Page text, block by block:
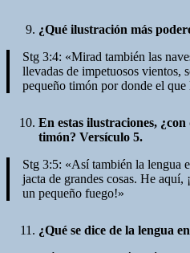
¿Qué ilustración más
Stg 3:4: «Mirad también las
llevadas de impetuosos vientos,
pequeño timón por donde el que
En estas ilustraciones,
timón? Versículo 5.
Stg 3:5: «Así también la lengua
jacta de grandes cosas. He aquí,
un pequeño fuego!»
¿Qué se dice de la lengua